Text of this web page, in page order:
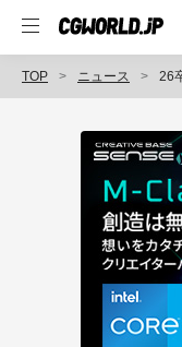
TOP ニュース 26卒向